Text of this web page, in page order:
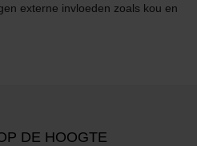
externe invloeden zoals kou en
DE HOOGTE